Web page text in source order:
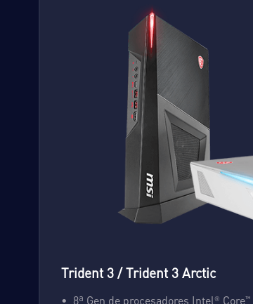
Trident 3 / Trident 3 Arctic
8ª Gen de procesadores Intel® Core™